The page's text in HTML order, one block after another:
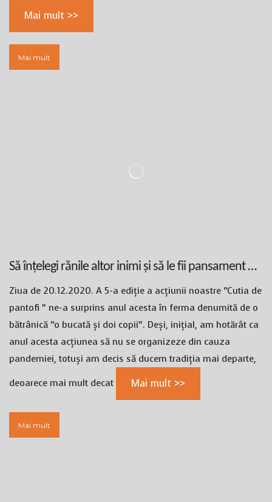
Mai mult >>
Mai mult
Să înțelegi rănile altor inimi și să le fii pansament …
Ziua de 20.12.2020. A 5-a ediție a acțiunii noastre “Cutia de
pantofi ” ne-a surprins anul acesta în ferma denumită de o
bătrânică “o bucată și doi copii”. Deși, inițial, am hotărât ca
anul acesta acțiunea să nu se organizeze din cauza
pandemiei, totuși am decis să ducem tradiția mai departe,
deoarece mai mult decat
Mai mult >>
Mai mult